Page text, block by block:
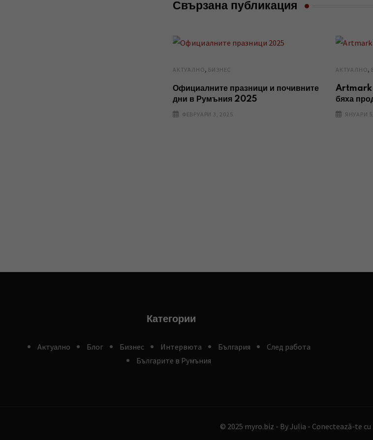
Свързана публикация
AКТУАЛНО, БИЗНЕС
Официалните празници и почивните
дни в Румъния 2025
ФЕВРУАРИ 3, 2025
AКТУАЛНО,
Artmark
бяха
ЯНУАРИ
Категории
Aктуално Блог Бизнес Интервюта България
След работа
Българите в Румъния
© 2025 myro.biz - By Julia - Conectează-te